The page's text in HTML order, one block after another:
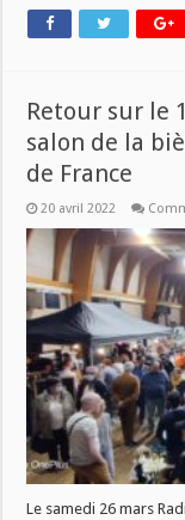
Retour sur le
salon de la
de France
20 avril 2022
Le samedi 26 mars